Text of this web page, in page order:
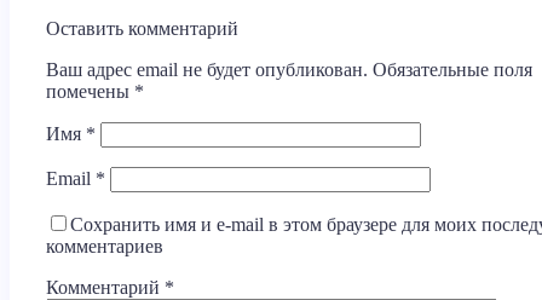
Оставить комментарий
Ваш адрес email не будет опубликован. Обязательные поля
помечены *
Имя *
Email *
Сохранить имя и e-mail в этом браузере для моих
комментариев
Комментарий *